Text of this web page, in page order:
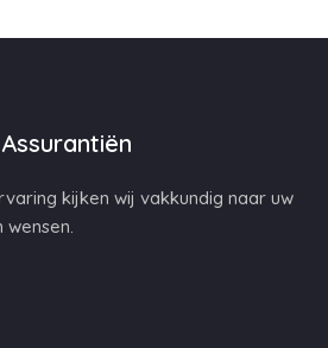
kijken wij vakkundig naar uw